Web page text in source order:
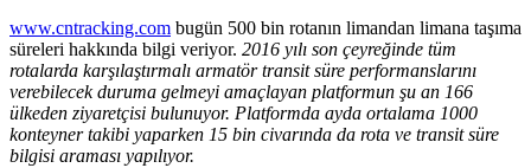
www.cntracking.com bugün 500 bin rotanın limandan limana taşıma
süreleri hakkında bilgi veriyor. 2016 yılı son çeyreğinde tüm
rotalarda karşılaştırmalı armatör transit süre performanslarını
verebilecek duruma gelmeyi amaçlayan platformun şu an 166
ülkeden ziyaretçisi bulunuyor. Platformda ayda ortalama 1000
konteyner takibi yaparken 15 bin civarında da rota ve transit süre
bilgisi araması yapılıyor.